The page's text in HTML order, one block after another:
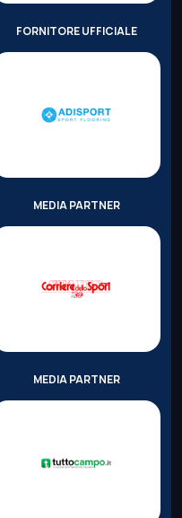
FORNITORE UFFICIALE
MEDIA PARTNER
MEDIA PARTNER